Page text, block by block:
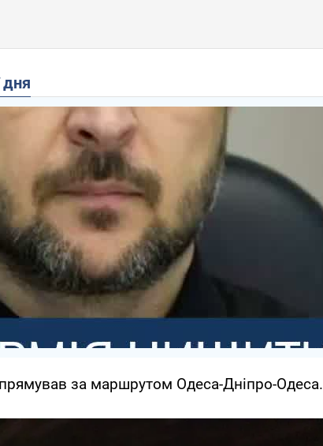
дня
за маршрутом Одеса-Дніпро-Одеса.